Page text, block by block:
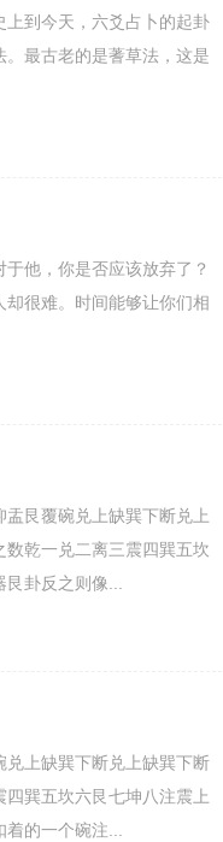
到今天，六爻占卜的起卦
最古老的是蓍草法，这是
他，你是否应该放弃了？
很难。时间能够让你们相
覆碗兑上缺巽下断兑上
一兑二离三震四巽五坎
卦反之则像...
上缺巽下断兑上缺巽下断
巽五坎六艮七坤八注震上
的一个碗注...